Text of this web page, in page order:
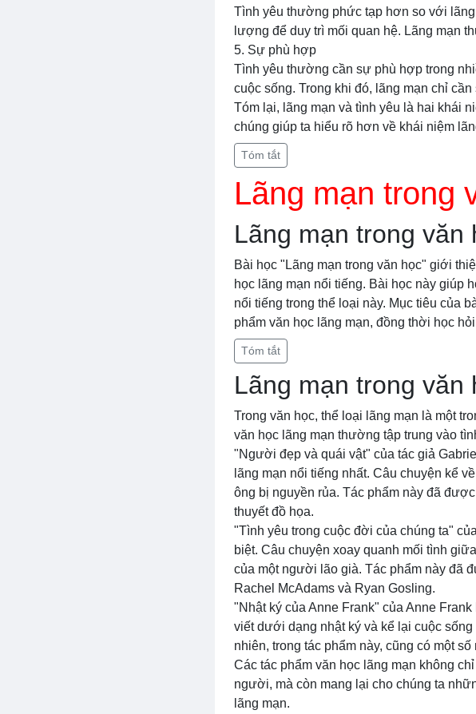
Tình yêu thường phức tạp hơn so với
lượng để duy trì mối quan hệ. Lãng mạn
5. Sự phù hợp
Tình yêu thường cần sự phù hợp trong
cuộc sống. Trong khi đó, lãng mạn chỉ
Tóm lại, lãng mạn và tình yêu là hai khái
chúng giúp ta hiểu rõ hơn về khái niệm
Tóm tắt
Lãng mạn trong
Lãng mạn trong văn
Bài học "Lãng mạn trong văn học" giới
học lãng mạn nổi tiếng. Bài học này giúp
nổi tiếng trong thể loại này. Mục tiêu của
phẩm văn học lãng mạn, đồng thời học
Tóm tắt
Lãng mạn trong văn
Trong văn học, thể loại lãng mạn là một
văn học lãng mạn thường tập trung vào
"Người đẹp và quái vật" của tác giả
lãng mạn nổi tiếng nhất. Câu chuyện kể
ông bị nguyền rủa. Tác phẩm này đã
thuyết đồ họa.
"Tình yêu trong cuộc đời của chúng ta"
biệt. Câu chuyện xoay quanh mối tình
của một người lão già. Tác phẩm này đã
Rachel McAdams và Ryan Gosling.
"Nhật ký của Anne Frank" của Anne
viết dưới dạng nhật ký và kể lại cuộc
nhiên, trong tác phẩm này, cũng có một
Các tác phẩm văn học lãng mạn không
người, mà còn mang lại cho chúng ta
lãng mạn.